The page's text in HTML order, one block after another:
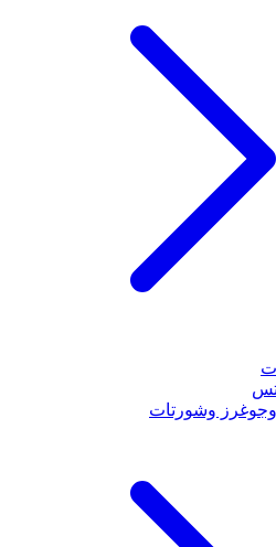
وجوغرز وشورتات